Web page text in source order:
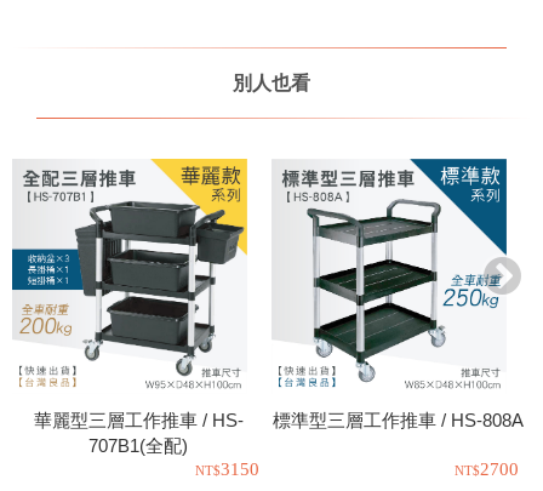
別人也看
華麗型三層工作推車 / HS-
707B1(全配)
3150
標準型三層工作推車 / HS-808A
2700